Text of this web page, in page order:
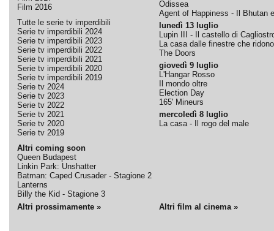
Film 2016
Tutte le serie tv imperdibili
Serie tv imperdibili 2024
Serie tv imperdibili 2023
Serie tv imperdibili 2022
Serie tv imperdibili 2021
Serie tv imperdibili 2020
Serie tv imperdibili 2019
Serie tv 2024
Serie tv 2023
Serie tv 2022
Serie tv 2021
Serie tv 2020
Serie tv 2019
Altri coming soon
Queen Budapest
Linkin Park: Unshatter
Batman: Caped Crusader - Stagione 2
Lanterns
Billy the Kid - Stagione 3
Odissea
Agent of Happiness - Il Bhutan
lunedì 13 luglio
Lupin III - Il castello di
La casa dalle finestre che ridono
The Doors
giovedì 9 luglio
L'Hangar Rosso
Il mondo oltre
Election Day
165' Mineurs
mercoledì 8 luglio
La casa - Il rogo del male
Altri prossimamente » Altri film al cinema »